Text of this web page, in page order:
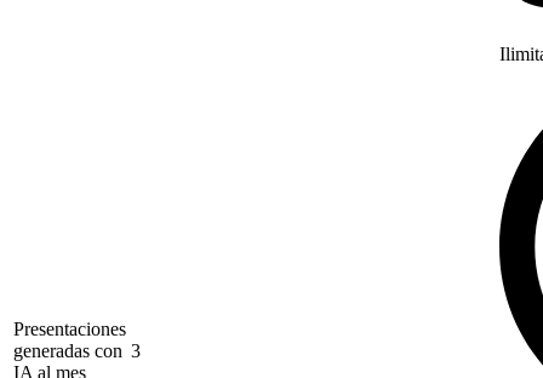
Presentaciones
generadas con
IA al mes
3